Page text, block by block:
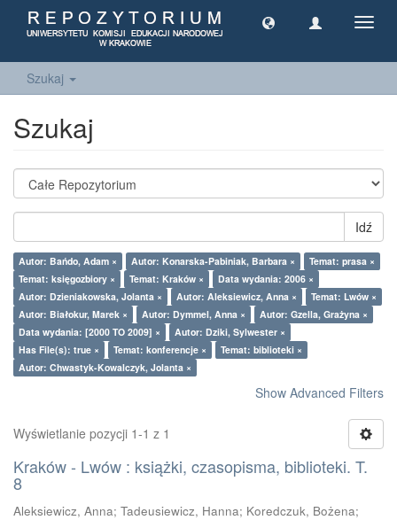
Szukaj
Szukaj
Idź
Autor: Bańdo, Adam × Autor: Konarska-Pabiniak, Barbara ×
Temat: prasa ×
Temat: księgozbiory ×
Temat: Kraków ×
Data wydania: 2006 ×
Autor: Dzieniakowska, Jolanta ×
Autor: Aleksiewicz, Anna ×
Temat: Lwów ×
Autor: Białokur, Marek ×
Autor: Dymmel, Anna ×
Autor: Gzella, Grażyna ×
Data wydania: [2000 TO 2009] ×
Autor: Dziki, Sylwester ×
Has File(s): true ×
Temat: konferencje ×
Temat: biblioteki ×
Autor: Chwastyk-Kowalczyk, Jolanta ×
Show Advanced Filters
Wyświetlanie pozycji 1-1 z 1
Kraków - Lwów : książki, czasopisma, biblioteki. T.
8
Aleksiewicz, Anna; Tadeusiewicz, Hanna; Koredczuk, Bożena;